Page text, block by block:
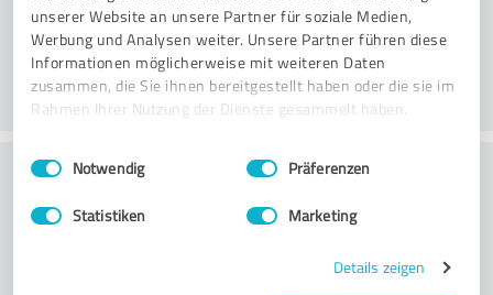
unserer Website an unsere Partner für soziale Medien,
Werbung und Analysen weiter. Unsere Partner führen diese
Informationen möglicherweise mit weiteren Daten
zusammen, die Sie ihnen bereitgestellt haben oder die sie im
Rahmen Ihrer Nutzung der Dienste gesammelt haben.
Impressum Datenschutzbestimmungen
Einwilligungsauswahl
Notwendig Präferenzen
Statistiken Marketing
Details zeigen
Kundservice